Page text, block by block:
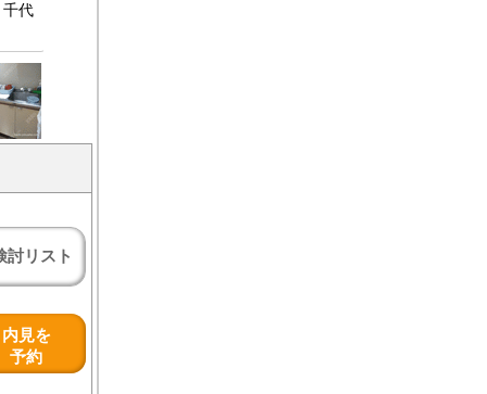
千代
討リスト
内見を
予約